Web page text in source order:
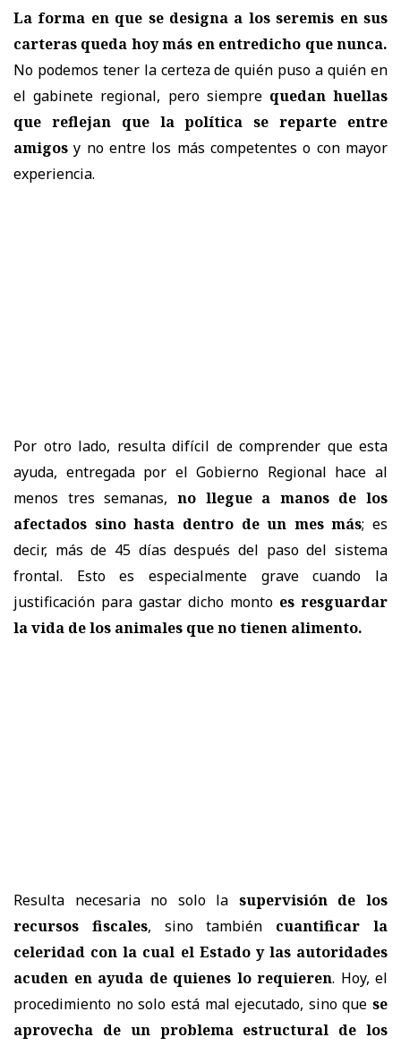
La forma en que se designa a los seremis en sus
carteras queda hoy más en entredicho que nunca.
No podemos tener la certeza de quién puso a quién en
el gabinete regional, pero siempre quedan huellas
que reflejan que la política se reparte entre
amigos y no entre los más competentes o con mayor
experiencia.
Por otro lado, resulta difícil de comprender que esta
ayuda, entregada por el Gobierno Regional hace al
menos tres semanas, no llegue a manos de los
afectados sino hasta dentro de un mes más; es
decir, más de 45 días después del paso del sistema
frontal. Esto es especialmente grave cuando la
justificación para gastar dicho monto es resguardar
la vida de los animales que no tienen alimento.
Resulta necesaria no solo la supervisión de los
recursos fiscales, sino también cuantificar la
celeridad con la cual el Estado y las autoridades
acuden en ayuda de quienes lo requieren. Hoy, el
procedimiento no solo está mal ejecutado, sino que se
aprovecha de un problema estructural de los